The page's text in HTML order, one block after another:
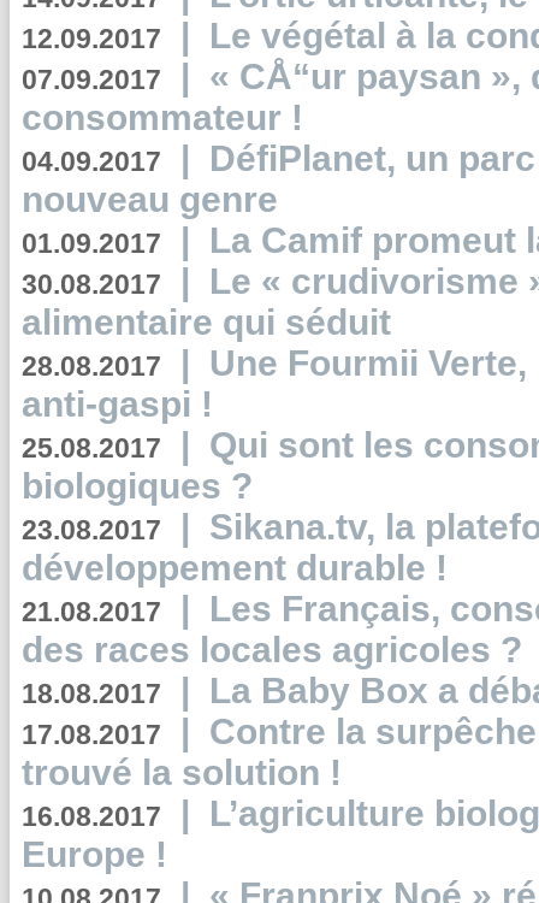
12.09.2017 | Le végétal à la
07.09.2017 | « CÅ“ur paysan
consommateur !
04.09.2017 | DéfiPlanet, un
nouveau genre
01.09.2017 | La Camif promeut
30.08.2017 | Le « crudivorisme
alimentaire qui séduit
28.08.2017 | Une Fourmii
anti-gaspi !
25.08.2017 | Qui sont les
biologiques ?
23.08.2017 | Sikana.tv, la
développement durable !
21.08.2017 | Les Français,
des races locales agricoles ?
18.08.2017 | La Baby Box a
17.08.2017 | Contre la
trouvé la solution !
16.08.2017 | L’agriculture
Europe !